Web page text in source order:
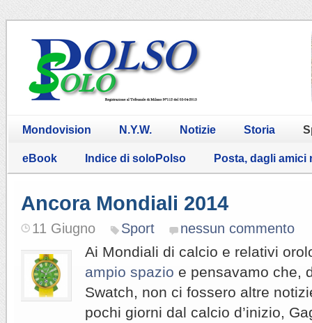
Mondovision N.Y.W. Notizie Storia
eBook Indice di soloPolso Posta, dagli amici
Ancora Mondiali 2014
11 Giugno Sport nessun commento
Ai Mondiali di calcio e relativi
ampio spazio e pensavamo che,
Swatch, non ci fossero altre
pochi giorni dal calcio d’inizio,